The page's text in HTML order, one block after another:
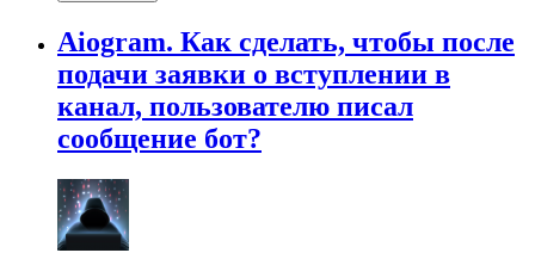
Aiogram. Как сделать, чтобы после
подачи заявки о вступлении в
канал, пользователю писал
сообщение бот?